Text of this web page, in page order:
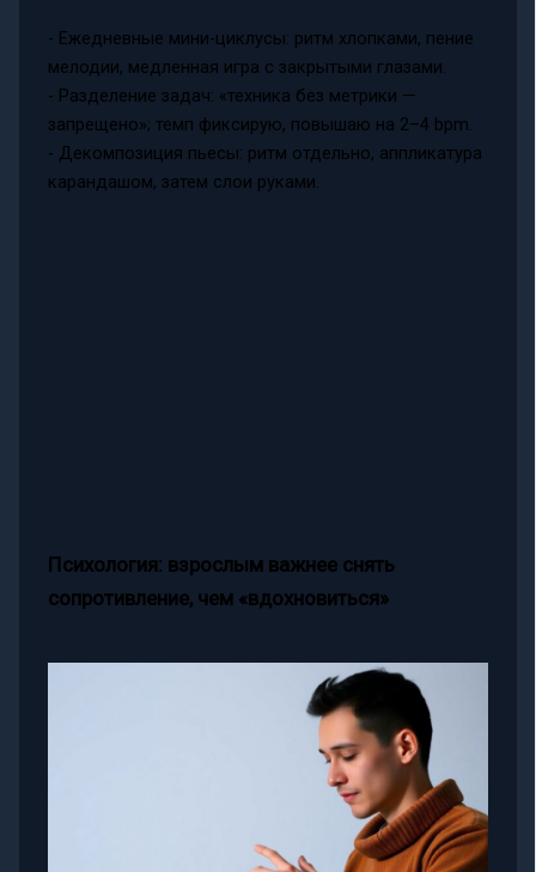
- Ежедневные мини-циклусы: ритм хлопками, пение
мелодии, медленная игра с закрытыми глазами.
- Разделение задач: «техника без метрики —
запрещено»; темп фиксирую, повышаю на 2–4 bpm.
- Декомпозиция пьесы: ритм отдельно, аппликатура
карандашом, затем слои руками.
Психология: взрослым важнее снять
сопротивление, чем «вдохновиться»